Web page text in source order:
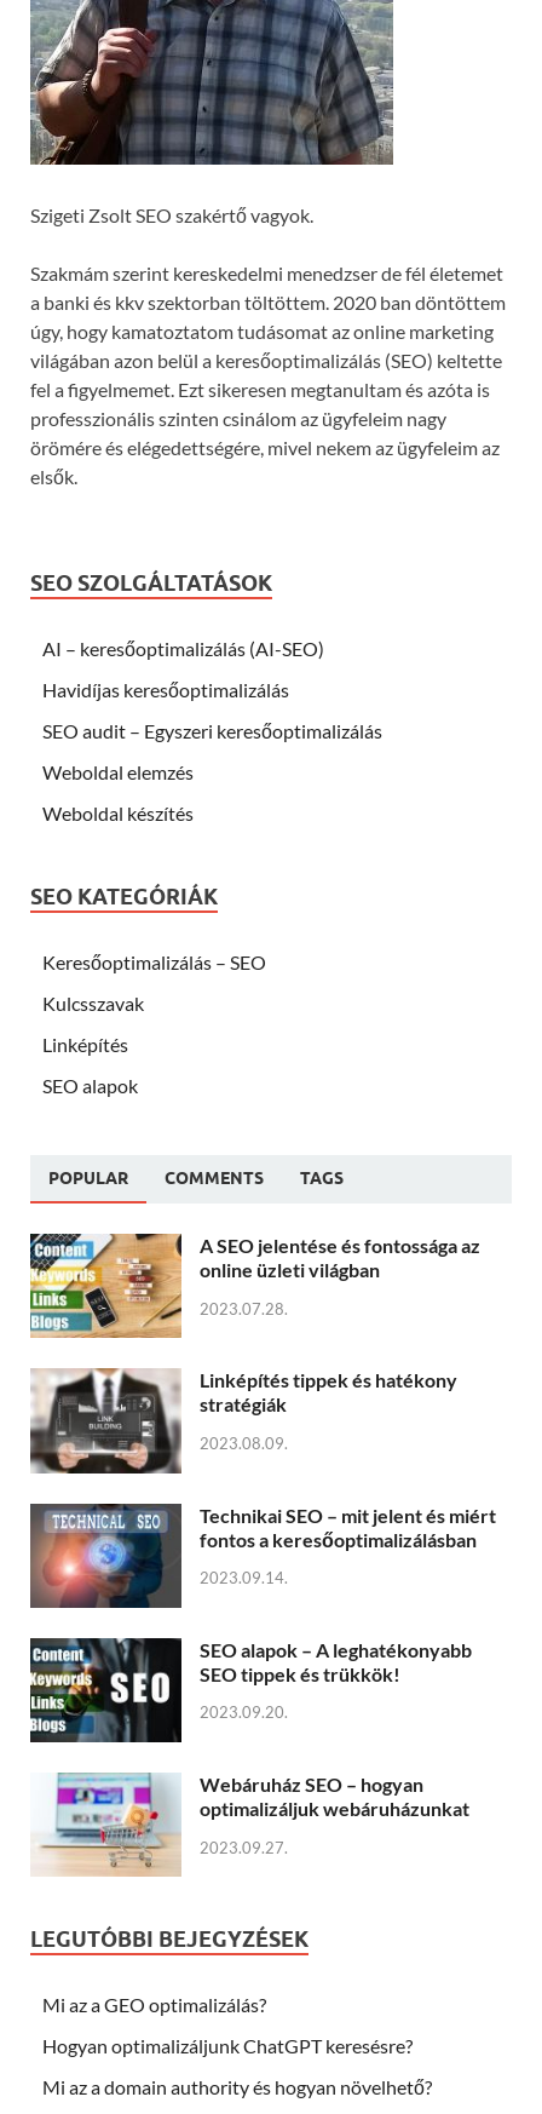
Szigeti Zsolt SEO szakértő vagyok.
Szakmám szerint kereskedelmi menedzser de fél életemet
a banki és kkv szektorban töltöttem. 2020 ban döntöttem
úgy, hogy kamatoztatom tudásomat az online marketing
világában azon belül a keresőoptimalizálás (SEO) keltette
fel a figyelmemet. Ezt sikeresen megtanultam és azóta is
professzionális szinten csinálom az ügyfeleim nagy
örömére és elégedettségére, mivel nekem az ügyfeleim az
elsők.
SEO SZOLGÁLTATÁSOK
AI – keresőoptimalizálás (AI-SEO)
Havidíjas keresőoptimalizálás
SEO audit – Egyszeri keresőoptimalizálás
Weboldal elemzés
Weboldal készítés
SEO KATEGÓRIÁK
Keresőoptimalizálás – SEO
Kulcsszavak
Linképítés
SEO alapok
POPULAR COMMENTS TAGS
A SEO jelentése és fontossága az
online üzleti világban
2023.07.28.
Linképítés tippek és hatékony
stratégiák
2023.08.09.
Technikai SEO – mit jelent és miért
fontos a keresőoptimalizálásban
2023.09.14.
SEO alapok – A leghatékonyabb
SEO tippek és trükkök!
2023.09.20.
Webáruház SEO – hogyan
optimalizáljuk webáruházunkat
2023.09.27.
LEGUTÓBBI BEJEGYZÉSEK
Mi az a GEO optimalizálás?
Hogyan optimalizáljunk ChatGPT keresésre?
Mi az a domain authority és hogyan növelhető?